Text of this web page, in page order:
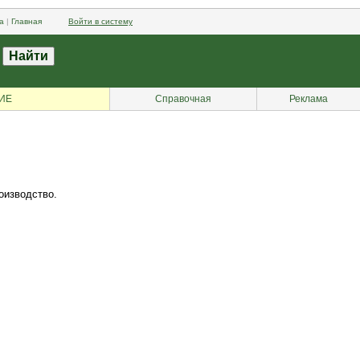
| Главная Войти в систему
Справочная Реклама